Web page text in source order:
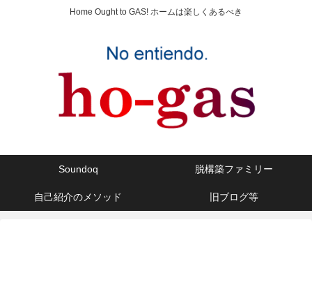
Home Ought to GAS! ホームは楽しくあるべき
Soundoq 脱構築ファミリー
自己紹介のメソッド 旧ブログ等